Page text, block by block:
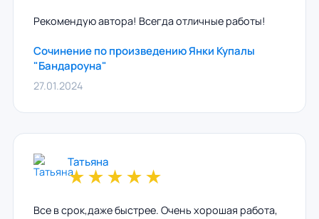
Рекомендую автора! Всегда отличные работы!
Сочинение по произведению Янки Купалы
"Бандароуна"
27.01.2024
Татьяна
★★★★★
Все в срок,даже быстрее. Очень хорошая работа,